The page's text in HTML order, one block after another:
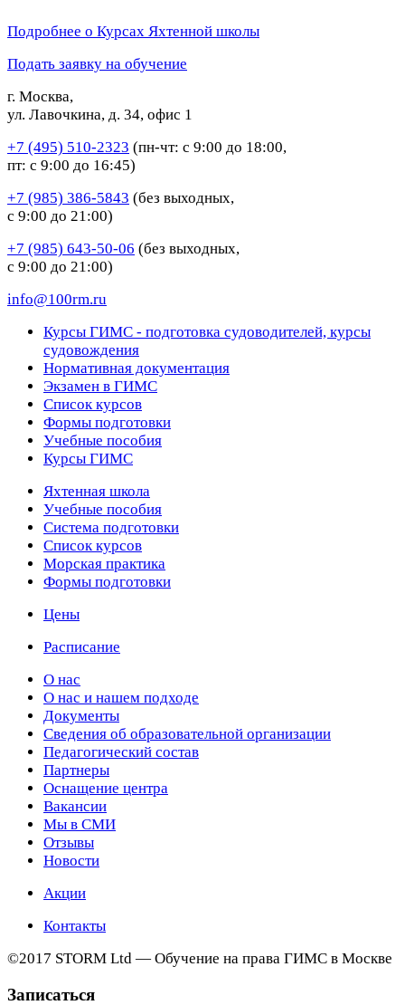
Подробнее о Курсах Яхтенной школы
Подать заявку на обучение
г. Москва,
ул. Лавочкина, д. 34, офис 1
+7 (495) 510-2323 (пн-чт: с 9:00 до 18:00,
пт: с 9:00 до 16:45)
+7 (985) 386-5843 (без выходных,
с 9:00 до 21:00)
+7 (985) 643-50-06 (без выходных,
с 9:00 до 21:00)
info@100rm.ru
Курсы ГИМС - подготовка судоводителей, курсы
судовождения
Нормативная документация
Экзамен в ГИМС
Список курсов
Формы подготовки
Учебные пособия
Курсы ГИМС
Яхтенная школа
Учебные пособия
Cистема подготовки
Список курсов
Морская практика
Формы подготовки
Цены
Расписание
О нас
О нас и нашем подходе
Документы
Сведения об образовательной организации
Педагогический состав
Партнеры
Оснащение центра
Вакансии
Мы в СМИ
Отзывы
Новости
Акции
Контакты
©2017 STORM Ltd — Обучение на права ГИМС в Москве
Записаться